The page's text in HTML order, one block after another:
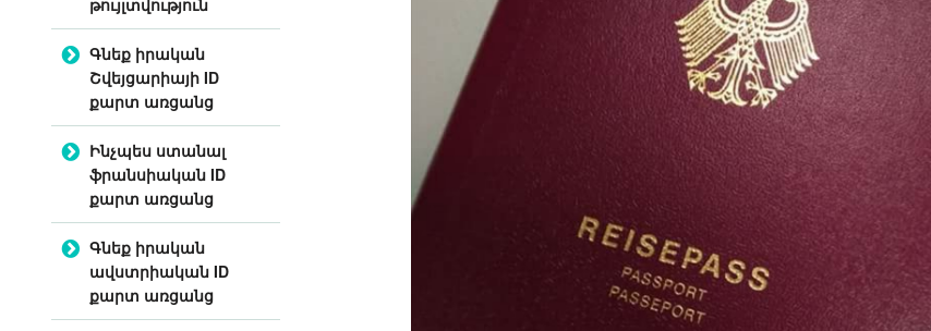
Գնեք իրական
Շվեյցարիայի ID
քարտ առցանց
Ինչպես ստանալ
ֆրանսիական ID
քարտ առցանց
Գնեք իրական
ավստրիական ID
քարտ առցանց